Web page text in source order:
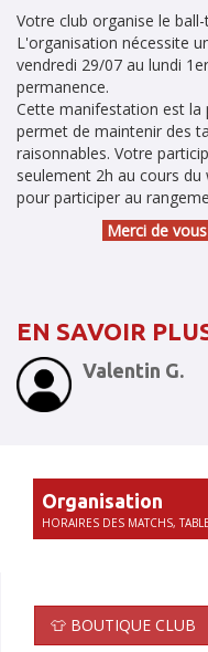
Votre club organise le
L'organisation nécessite
vendredi 29/07 au lundi
permanence.
Cette manifestation est
permet de maintenir des
raisonnables. Votre
seulement 2h au cours
pour participer au
Merci de
EN SAVOIR
Valentin G.
Organisation
HORAIRES DES MATCHS,
👕 BOUTIQUE CLUB